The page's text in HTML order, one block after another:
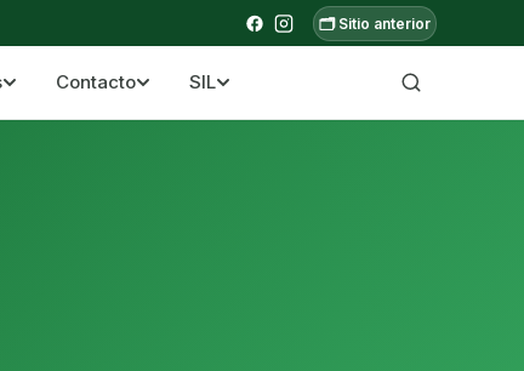
🗂️ Sitio anterior
Contacto SIL